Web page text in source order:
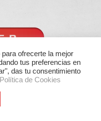
ofrecerte la mejor
tus preferencias en
das tu consentimiento
Política de Cookies